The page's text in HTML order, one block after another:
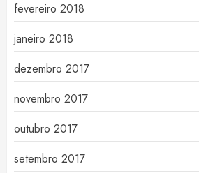
fevereiro 2018
janeiro 2018
dezembro 2017
novembro 2017
outubro 2017
setembro 2017